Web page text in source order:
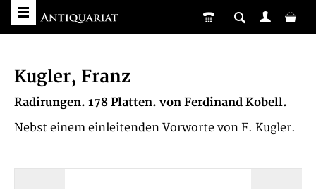
Kugler, Franz
Radirungen. 178 Platten. von Ferdinand Kobell.
Nebst einem einleitenden Vorworte von F. Kugler.